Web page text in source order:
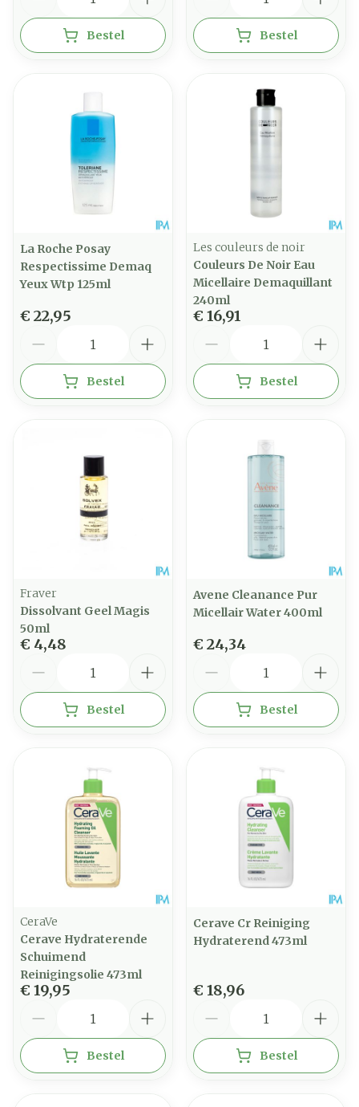
Bestel Bestel
La Roche Posay
Respectissime Demaq
Yeux Wtp 125ml
€ 22,95
Bestel
Les couleurs de noir
Couleurs De Noir Eau
Micellaire Demaquillant
240ml
€ 16,91
Bestel
Fraver
Dissolvant Geel Magis
50ml
€ 4,48
Bestel
Avene Cleanance Pur
Micellair Water 400ml
€ 24,34
Bestel
CeraVe
Cerave Hydraterende
Schuimend
Reinigingsolie 473ml
€ 19,95
Bestel
Cerave Cr Reiniging
Hydraterend 473ml
€ 18,96
Bestel